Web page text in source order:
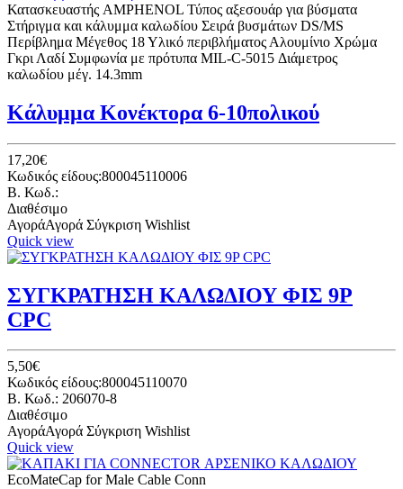
Κατασκευαστής AMPHENOL Τύπος αξεσουάρ για βύσματα
Στήριγμα και κάλυμμα καλωδίου Σειρά βυσμάτων DS/MS
Περίβλημα Μέγεθος 18 Υλικό περιβλήματος Αλουμίνιο Χρώμα
Γκρι Λαδί Συμφωνία με πρότυπα MIL-C-5015 Διάμετρος
καλωδίου μέγ. 14.3mm
Κάλυμμα Κονέκτορα 6-10πολικού
17,20€
Κωδικός είδους:800045110006
B. Κωδ.:
Διαθέσιμο
ΑγοράΑγορά Σύγκριση Wishlist
Quick view
ΣΥΓΚΡΑΤΗΣΗ ΚΑΛΩΔΙΟΥ ΦΙΣ 9P
CPC
5,50€
Κωδικός είδους:800045110070
B. Κωδ.: 206070-8
Διαθέσιμο
ΑγοράΑγορά Σύγκριση Wishlist
Quick view
EcoMateCap for Male Cable Conn